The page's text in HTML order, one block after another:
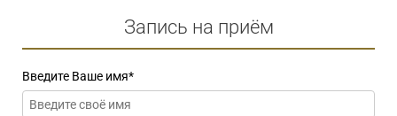
Запись на приём
Введите Ваше имя*